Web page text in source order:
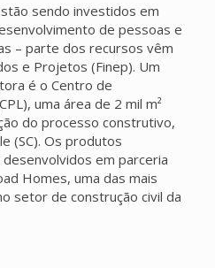
sendo investidos em
de pessoas e
– parte dos recursos vêm
e Projetos (Finep). Um
é o Centro de
uma área de 2 mil m²
do processo construtivo,
(SC). Os produtos
em parceria
Homes, uma das mais
setor de construção civil da